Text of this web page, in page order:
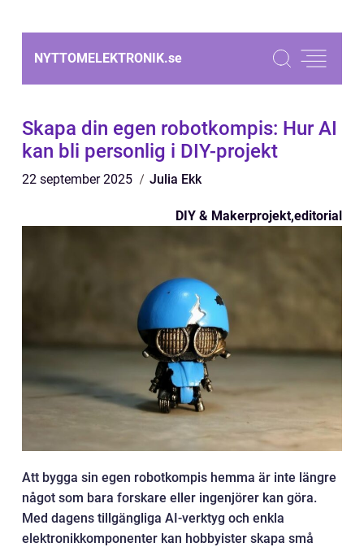
NYTTOMELEKTRONIK.se
Skapa din egen robotkompis: Hur AI
kan bli personlig i DIY-projekt
22 september 2025 Julia Ekk
DIY & Makerprojekt,editorial
Att bygga sin egen robotkompis hemma är inte längre
något som bara forskare eller ingenjörer kan göra.
Med dagens tillgängliga AI-verktyg och enkla
elektronikkomponenter kan hobbyister skapa små